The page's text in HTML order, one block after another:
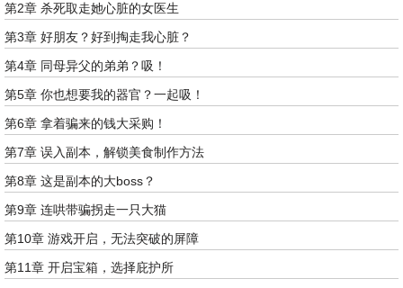
第2章 杀死取走她心脏的女医生
第3章 好朋友？好到掏走我心脏？
第4章 同母异父的弟弟？吸！
第5章 你也想要我的器官？一起吸！
第6章 拿着骗来的钱大采购！
第7章 误入副本，解锁美食制作方法
第8章 这是副本的大boss？
第9章 连哄带骗拐走一只大猫
第10章 游戏开启，无法突破的屏障
第11章 开启宝箱，选择庇护所